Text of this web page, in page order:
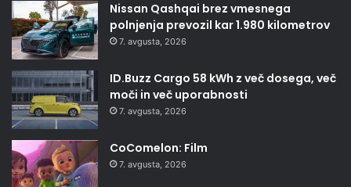
Nissan Qashqai brez vmesnega
polnjenja prevozil kar 1.980 kilometrov
7. avgusta, 2026
ID.Buzz Cargo 58 kWh z več dosega, več
moči in več uporabnosti
7. avgusta, 2026
CoComelon: Film
7. avgusta, 2026